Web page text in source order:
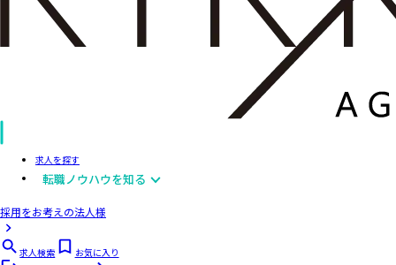
求人を探す
転職ノウハウを知る
採用をお考えの法人様
求人検索
お気に入り